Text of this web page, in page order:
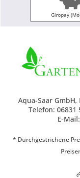
Giropay
Aqua-Saar
Telefon: 06831
E-
* Durchgestrichene